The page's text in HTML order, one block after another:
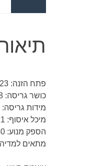
פתח הזנה: 23 ס"מ
כושר גריסה: 8 דף- 70 גרם
מידות גריסה: 2.5X10 מ"מ- פתיתים
מיכל איסוף: 21 ליטר- מיכל נשלף
הספק מנוע: 180 וואט
מתאים